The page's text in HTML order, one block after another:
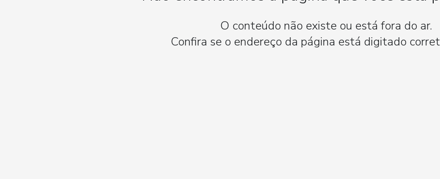
O conteúdo não existe ou está fora do ar.
Confira se o endereço da página está digitado